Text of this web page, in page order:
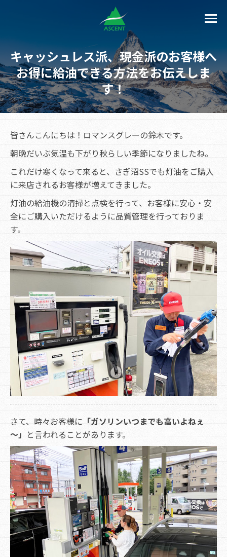
キャッシュレス派、現金派のお客様へ
お得に給油できる方法をお伝えしま
す！
皆さんこんにちは！ロマンスグレーの鈴木です。
朝晩だいぶ気温も下がり秋らしい季節になりましたね。
これだけ寒くなって来ると、さぎ沼SSでも灯油をご購入
に来店されるお客様が増えてきました。
灯油の給油機の清掃と点検を行って、お客様に安心・安
全にご購入いただけるように品質管理を行っておりま
す。
さて、時々お客様に 「ガソリンいつまでも高いよねぇ
～」 と言われることがあります。